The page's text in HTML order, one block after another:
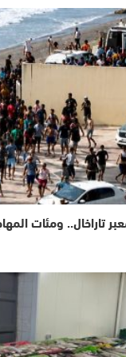
تاراخال.. ومئات